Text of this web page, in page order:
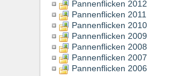
Pannenflicken 2012
Pannenflicken 2011
Pannenflicken 2010
Pannenflicken 2009
Pannenflicken 2008
Pannenflicken 2007
Pannenflicken 2006